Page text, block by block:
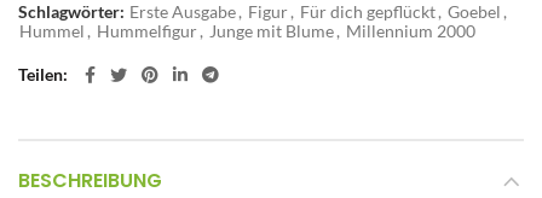
Schlagwörter: Erste Ausgabe, Figur, Für dich gepflückt, Goebel ,
Hummel , Hummelfigur, Junge mit Blume, Millennium 2000
Teilen
BESCHREIBUNG